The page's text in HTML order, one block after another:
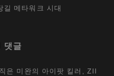
길 메타워크 시대
댓글
은 미완의 아이팟 킬러, ZII